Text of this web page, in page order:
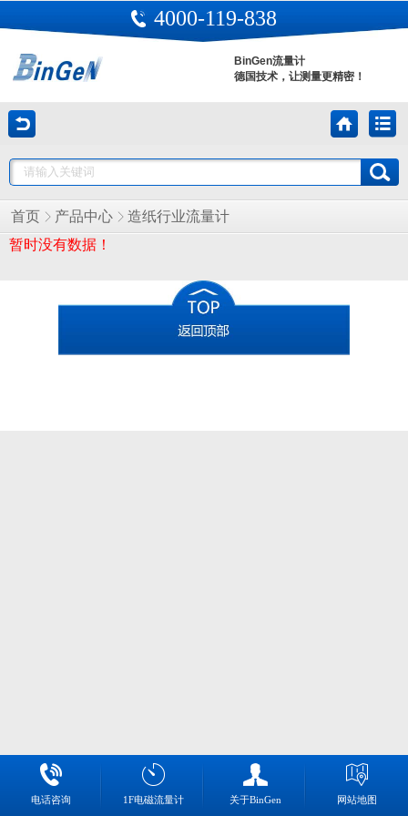
4000-119-838
BinGen流量计
德国技术，让测量更精密！
首页 产品中心
造纸行业流量计
暂时没有数据！
电话咨询 1F电磁流量计 关于BinGen 网站地图